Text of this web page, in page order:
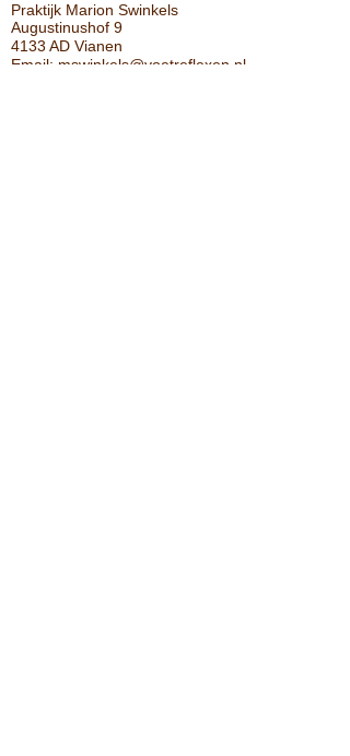
Praktijk Marion Swinkels
Augustinushof 9
4133 AD Vianen
Email: mswinkels@voetreflexen.nl